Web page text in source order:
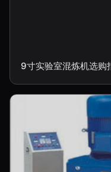
9寸实验室混炼机选购